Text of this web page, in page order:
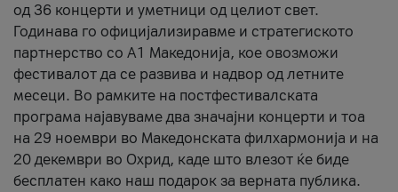
од 36 концерти и уметници од целиот свет.
Годинава го официјализиравме и стратегиското
партнерство со А1 Македонија, кое овозможи
фестивалот да се развива и надвор од летните
месеци. Во рамките на постфестивалската
програма најавуваме два значајни концерти и тоа
на 29 ноември во Македонската филхармонија и на
20 декември во Охрид, каде што влезот ќе биде
бесплатен како наш подарок за верната публика.